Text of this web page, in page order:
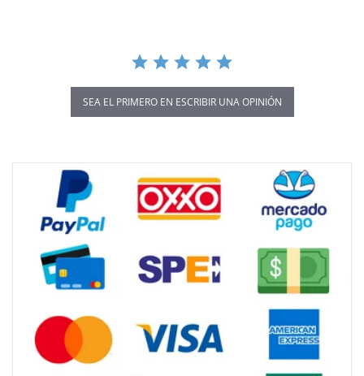
SEA EL PRIMERO EN ESCRIBIR UNA OPINIÓN